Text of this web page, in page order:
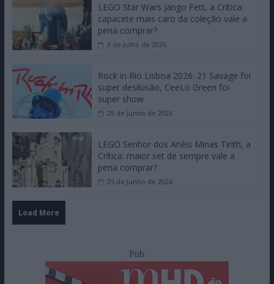
LEGO Star Wars Jango Fett, a Crítica:
capacete mais caro da coleção vale a
pena comprar?
3 de Julho de 2026
Rock in Rio Lisboa 2026: 21 Savage foi
super desilusão, CeeLo Green foi
super show
29 de Junho de 2026
LEGO Senhor dos Anéis Minas Tirith, a
Crítica: maior set de sempre vale a
pena comprar?
25 de Junho de 2026
Load More
Pub